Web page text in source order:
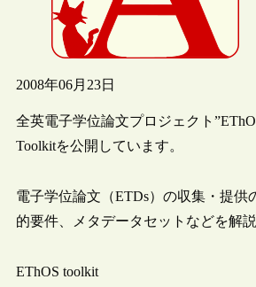
2008年06月23日
全英電子学位論文プロジェクト
Toolkitを公開しています。
電子学位論文（ETDs）の収集・提
的要件、メタデータセットなどを解説
EThOS toolkit